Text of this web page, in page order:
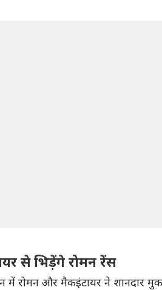
से भिड़ेंगे रोमन रेंस
में रोमन और मैकइंटायर ने शानदार